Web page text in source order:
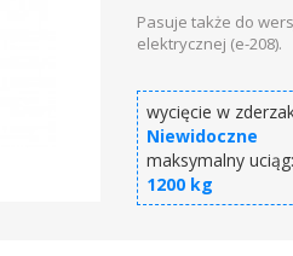
Pasuje także do
elektrycznej (e-208).
wycięcie w
Niewidoczne
maksymalny uciąg:
1200 kg